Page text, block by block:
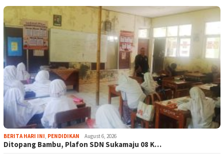
BERITA HARI INI, PENDIDIKAN August 6, 2026
Ditopang Bambu, Plafon SDN Sukamaju 08 K…